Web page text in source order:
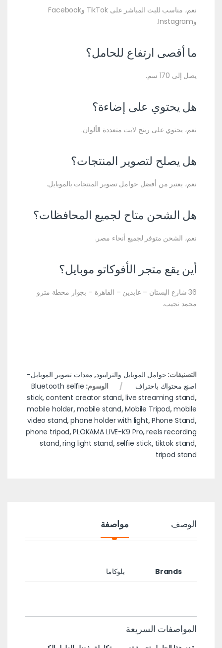
نعم، مناسب للبث المباشر على TikTok وFacebook
وInstagram.
ما أقصى ارتفاع للحامل؟
يصل إلى 170 سم.
هل يحتوي على إضاءة؟
نعم، يحتوي على رينج لايت متعددة الألوان.
هل يصلح لتصوير المنتجات؟
نعم، يعتبر من أفضل حوامل تصوير المنتجات بالموبايل.
هل الشحن متاح لجميع المحافظات؟
نعم، الشحن متوفر لجميع أنحاء مصر.
أين يقع متجر الأفوكاتو موبايل؟
36 شارع البستان – عابدين – القاهرة – بجوار محطة مترو
محمد نجيب.
التصنيفات: حوامل الموبايل والترايبود, معدات تصوير الموبايل-
اصنع محتواك باحتراف
الوسوم: Bluetooth selfie
stick,content creator stand,live streaming stand,
mobile holder,mobile stand,Mobile Tripod,mobile
video stand,phone holder with light,Phone Stand,
phone tripod,PLOKAMA LIVE-K9 Pro,reels recording
stand,ring light stand,selfie stick, tiktok stand,
tripod stand
الوصف مواصفة
Brands بلوكاما
المواصفات السريعة